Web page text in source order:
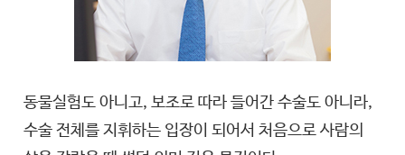
동물실험도 아니고, 보조로 따라 들어간 수술도 아니라,
수술 전체를 지휘하는 입장이 되어서 처음으로 사람의